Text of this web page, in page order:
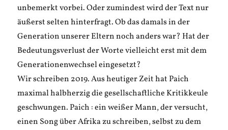
unbemerkt vorbei. Oder zumindest wird der Text nur
äußerst selten hinterfragt. Ob das damals in der
Generation unserer Eltern noch anders war? Hat der
Bedeutungsverlust der Worte vielleicht erst mit dem
Generationenwechsel eingesetzt?
Wir schreiben 2019. Aus heutiger Zeit hat Paich
maximal halbherzig die gesellschaftliche Kritikkeule
geschwungen. Paich : ein weißer Mann, der versucht,
einen Song über Afrika zu schreiben, selbst zu dem